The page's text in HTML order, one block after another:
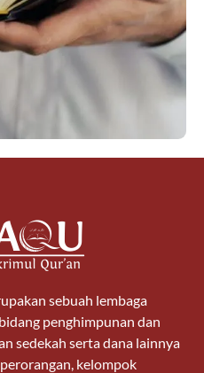
sebuah lembaga
penghimpunan dan
sedekah serta dana lainnya
kelompok